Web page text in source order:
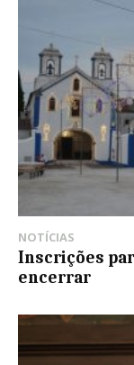
NOTÍCIAS
Inscrições
encerrar